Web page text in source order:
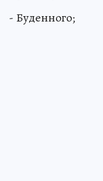
- Буденного;